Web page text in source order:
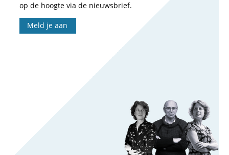
op de hoogte via de nieuwsbrief.
Meld je aan